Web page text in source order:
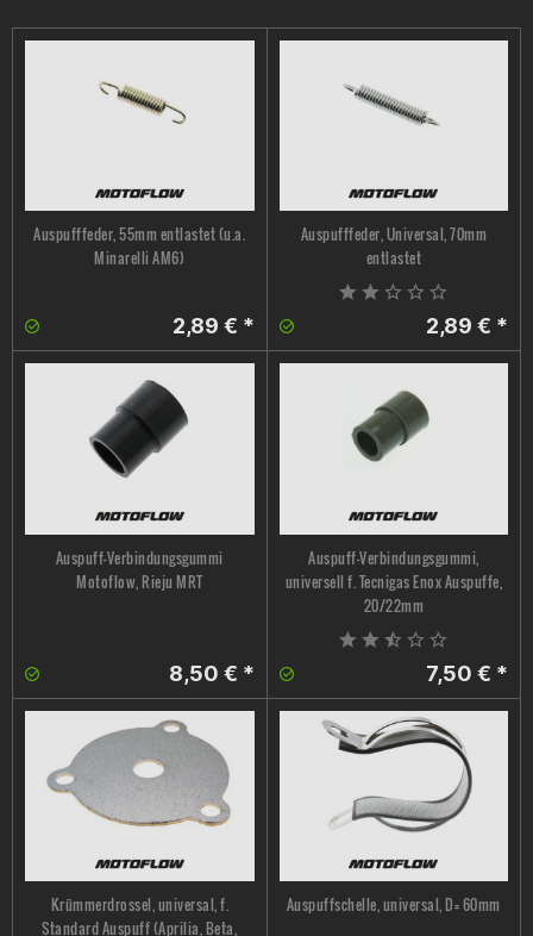
Auspufffeder, 55mm entlastet (u.a.
Minarelli AM6)
2,89 € *
Auspufffeder, Universal, 70mm
entlastet
2,89 € *
Auspuff-Verbindungsgummi
Motoflow, Rieju MRT
8,50 € *
Auspuff-Verbindungsgummi,
universell f. Tecnigas Enox Auspuffe,
20/22mm
7,50 € *
Krümmerdrossel, universal, f.
Standard Auspuff (Aprilia, Beta,
Auspuffschelle, universal, D= 60mm